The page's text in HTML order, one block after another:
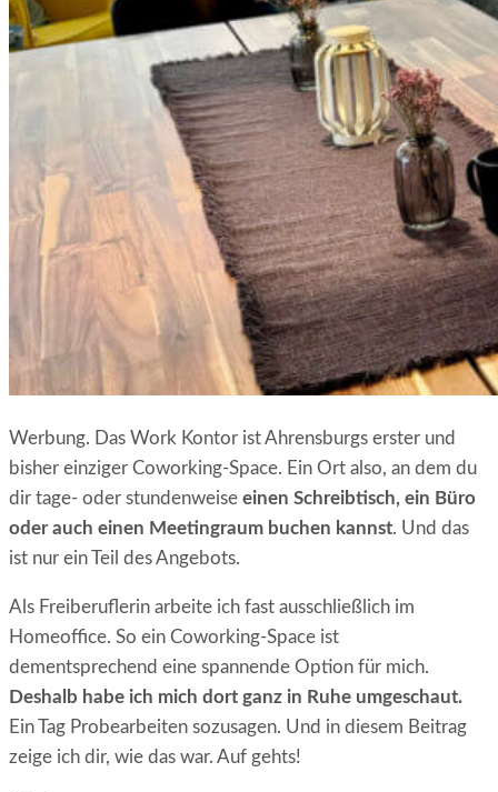
Werbung. Das Work Kontor ist Ahrensburgs erster und
bisher einziger Coworking-Space. Ein Ort also, an dem du
dir tage- oder stundenweise einen Schreibtisch, ein Büro
oder auch einen Meetingraum buchen kannst. Und das
ist nur ein Teil des Angebots.
Als Freiberuflerin arbeite ich fast ausschließlich im
Homeoffice. So ein Coworking-Space ist
dementsprechend eine spannende Option für mich.
Deshalb habe ich mich dort ganz in Ruhe umgeschaut.
Ein Tag Probearbeiten sozusagen. Und in diesem Beitrag
zeige ich dir, wie das war. Auf gehts!